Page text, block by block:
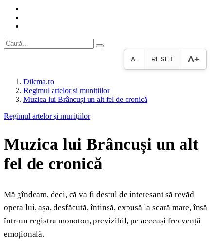
A- RESET A+
Dilema.ro
Regimul artelor si munitiilor
Muzica lui Brâncuși un alt fel de cronică
Regimul artelor și munițiilor
Muzica lui Brâncuși un alt
fel de cronică
Mă gîndeam, deci, că va fi destul de interesant să revăd
opera lui, așa, desfăcută, întinsă, expusă la scară mare, însă
într-un registru monoton, previzibil, pe aceeași frecvență
emoțională.